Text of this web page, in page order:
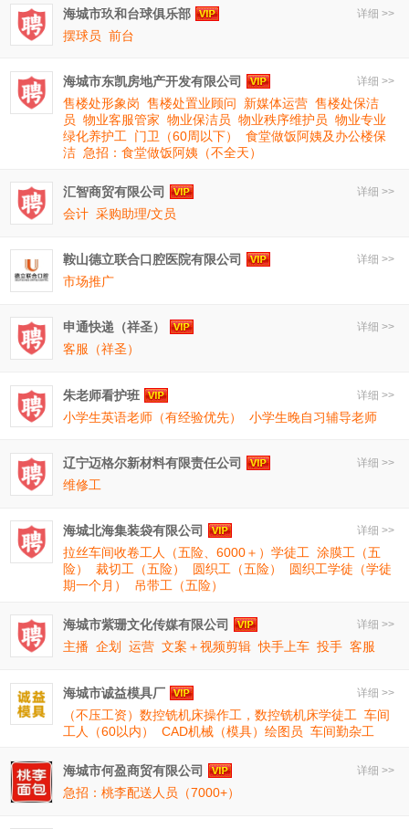
详细 >>
海城市玖和台球俱乐部
摆球员 前台
详细 >>
海城市东凯房地产开发有限公司
售楼处形象岗 售楼处置业顾问 新媒体运营 售楼处保洁
员 物业客服管家 物业保洁员 物业秩序维护员 物业专业
绿化养护工
门卫（60周以下）
食堂做饭阿姨及办公楼保
洁 急招：食堂做饭阿姨（不全天）
详细 >>
汇智商贸有限公司
会计 采购助理/文员
详细 >>
鞍山德立联合口腔医院有限公司
市场推广
详细 >>
申通快递（祥圣）
客服（祥圣）
详细 >>
朱老师看护班
小学生英语老师（有经验优先）
小学生晚自习辅导老师
详细 >>
辽宁迈格尔新材料有限责任公司
维修工
详细 >>
海城北海集装袋有限公司
拉丝车间收卷工人（五险、6000＋）学徒工 涂膜工（五
险）
裁切工（五险） 圆织工（五险）
圆织工学徒（学徒
期一个月）
吊带工（五险）
详细 >>
海城市紫珊文化传媒有限公司
主播 企划 运营 文案＋视频剪辑 快手上车 投手 客服
详细 >>
海城市诚益模具厂
（不压工资）数控铣机床操作工，数控铣机床学徒工 车间
工人（60以内）
CAD机械（模具）绘图员 车间勤杂工
详细 >>
海城市何盈商贸有限公司
急招：桃李配送人员（7000+）